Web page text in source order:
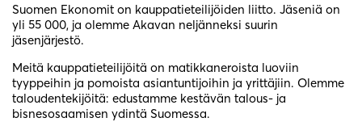
Suomen Ekonomit on kauppatieteilijöiden liitto. Jäseniä on
yli 55 000, ja olemme Akavan neljänneksi suurin
jäsenjärjestö.
Meitä kauppatieteilijöitä on matikkaneroista luoviin
tyyppeihin ja pomoista asiantuntijoihin ja yrittäjiin. Olemme
taloudentekijöitä: edustamme kestävän talous- ja
bisnesosaamisen ydintä Suomessa.